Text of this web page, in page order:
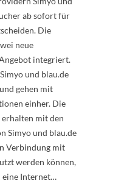
ab sofort für
Die
neue
integriert.
und blau.de
gehen mit
einher. Die
erhalten mit den
Simyo und blau.de
Verbindung mit
werden können,
eine Internet…